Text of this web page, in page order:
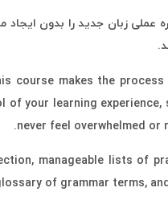
عملی زبان جدید را بدون
course makes the process
your learning experience,
never feel overwhelmed or
manageable lists of
of grammar terms,